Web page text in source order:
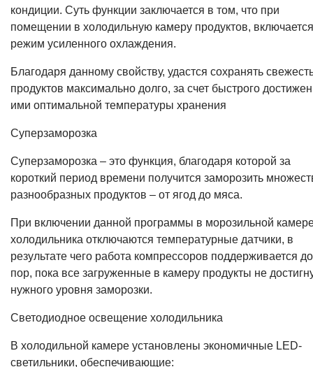
кондиции. Суть функции заключается в том, что при
помещении в холодильную камеру продуктов, включается
режим усиленного охлаждения.
Благодаря данному свойству, удастся сохранять
продуктов максимально долго, за счет быстрого
ими оптимальной температуры хранения
Суперзаморозка
Суперзаморозка – это функция, благодаря которой за
короткий период времени получится заморозить
разнообразных продуктов – от ягод до мяса.
При включении данной программы в морозильной
холодильника отключаются температурные датчики, в
результате чего работа компрессоров поддерживается
пор, пока все загруженные в камеру продукты не
нужного уровня заморозки.
Светодиодное освещение холодильника
В холодильной камере установлены экономичные LED-
светильники, обеспечивающие: